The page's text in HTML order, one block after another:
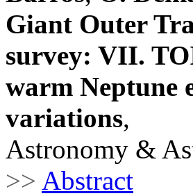
Giant Outer
survey: VII.
warm Neptune
variations,
Astronomy &
>> Abstract